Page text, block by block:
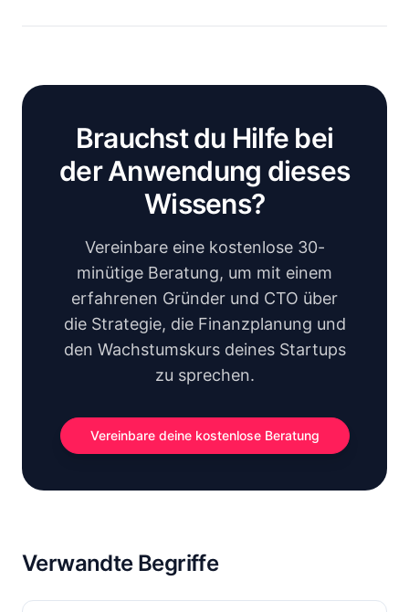
Brauchst du Hilfe bei
der Anwendung dieses
Wissens?
Vereinbare eine kostenlose 30-
minütige Beratung, um mit einem
erfahrenen Gründer und CTO über
die Strategie, die Finanzplanung und
den Wachstumskurs deines Startups
zu sprechen.
Vereinbare deine kostenlose Beratung
Verwandte Begriffe